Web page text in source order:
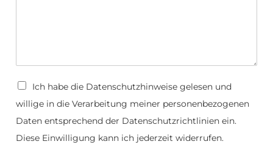
D
t
e
n
s
Ich habe die Datenschutzhinweise gelesen und
willige in die Verarbeitung meiner personenbezogenen
Daten entsprechend der Datenschutzrichtlinien ein.
Diese Einwilligung kann ich jederzeit widerrufen.